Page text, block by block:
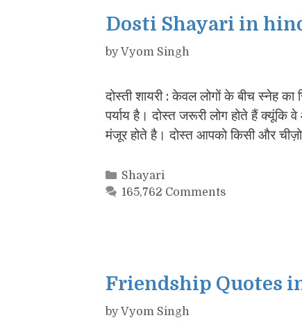
Dosti Shayari in
byVyom Singh
दोस्ती शायरी : केवल लोगों के बीच स्नेह का
पर्याय है। दोस्त जरूरी लोग होते हैं
मंजूर होते है। दोस्त आपको किसी और
Categories
Shayari
165,762 Comments
Friendship Quotes
byVyom Singh